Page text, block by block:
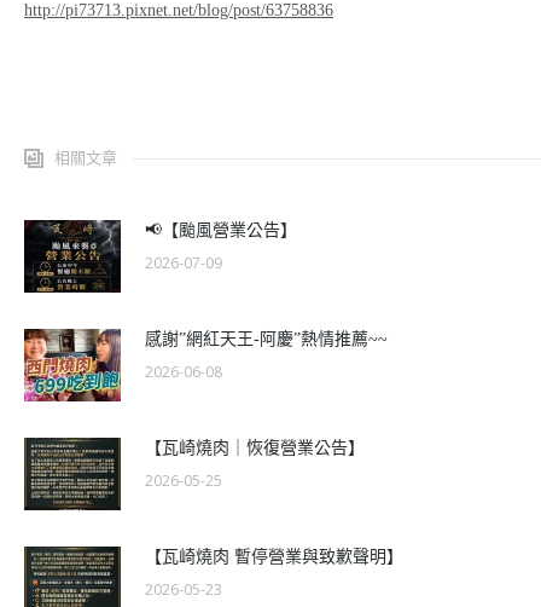
http://pi73713.pixnet.net/blog/post/63758836
相關文章
📢【颱風營業公告】
2026-07-09
感謝”網紅天王-阿慶”熱情推薦~~
2026-06-08
【瓦崎燒肉｜恢復營業公告】
2026-05-25
【瓦崎燒肉 暫停營業與致歉聲明】
2026-05-23